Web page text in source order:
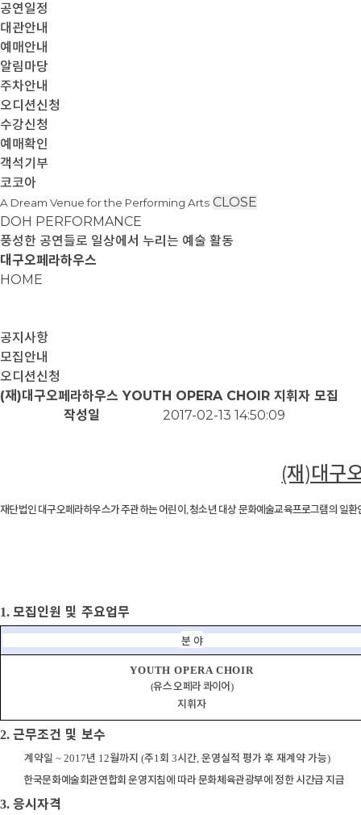
공연일정
대관안내
예매안내
알림마당
주차안내
오디션신청
수강신청
예매확인
객석기부
코코아
A Dream Venue for the Performing Arts CLOSE
DOH PERFORMANCE
풍성한 공연들로 일상에서 누리는 예술 활동
대구오페라하우스
HOME
공지사항
모집안내
오디션신청
(재)대구오페라하우스 YOUTH OPERA CHOIR 지휘자 모집
작성일
2017-02-13 14:50:09
(재)대구
재단법인 대구오페라하우스가 주관하는 어린이,청소년 대상 문화예술교육프로그램의 일환
1. 모집인원 및 주요업무
분 야
YOUTH OPERA CHOIR
(유스 오페라 콰이어)
지휘자
2. 근무조건 및 보수
계약일 ~ 2017년 12월까지 (주1회 3시간, 운영실적 평가 후 재계약 가능)
한국문화예술회관연합회 운영지침에 따라 문화체육관광부에 정한 시간급 지급
3. 응시자격